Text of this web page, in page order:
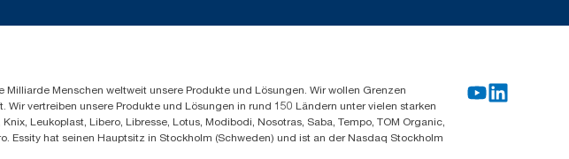
Menschen weltweit unsere Produkte und Lösungen. Wir wollen Grenzen
vertreiben unsere Produkte und Lösungen in rund 150 Ländern unter vielen starken
Leukoplast, Libero, Libresse, Lotus, Modibodi, Nosotras, Saba, Tempo, TOM Organic,
Essity hat seinen Hauptsitz in Stockholm (Schweden) und ist an der Nasdaq Stockholm